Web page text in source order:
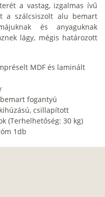
a vastag, izgalmas ívű
a szálcsiszolt alu bemart
és anyaguknak
lágy, mégis határozott
MDF és laminált
bemart fogantyú
csillapított
(Terhelhetőség: 30 kg)
1db